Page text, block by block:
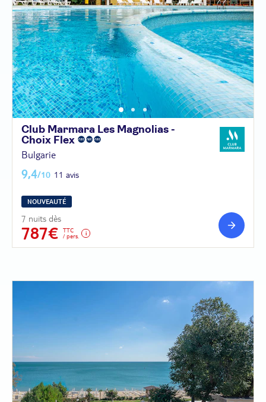
Club Marmara Les Magnolias -
Choix Flex
Bulgarie
9,4/10 11 avis
NOUVEAUTÉ
7 nuits dès
787€
TTC
/ pers.